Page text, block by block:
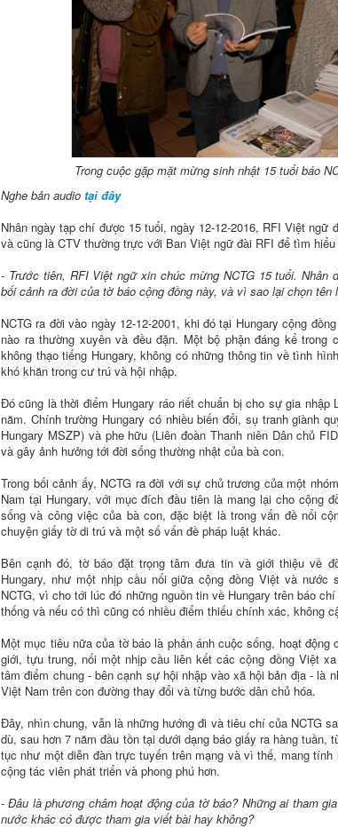
Trong cuộc gặp mặt mừng sinh nhật 15 tuổi báo
Nghe bản audio tại đây
Nhân ngày tạp chí được 15 tuổi, ngày 12-12-2016, RFI Việt ngữ
và cũng là CTV thường trực với Ban Việt ngữ đài RFI để tìm
- Trước tiên, RFI Việt ngữ xin chúc mừng NCTG 15 tuổi.
bối cảnh ra đời của tờ báo cộng đồng này, và vì sao lại chọn tên
NCTG ra đời vào ngày 12-12-2001, khi đó tại Hungary cộng
nào ra thường xuyên và đều đặn. Một bộ phận đáng kể trong
không thạo tiếng Hungary, không có những thông tin về tình
khó khăn trong cư trú và hội nhập.
Đó cũng là thời điểm Hungary ráo riết chuẩn bị cho sự gia nhập
năm. Chính trường Hungary có nhiều biến đổi, sụ tranh giành
Hungary MSZP) và phe hữu (Liên đoàn Thanh niên Dân chủ
và gây ảnh hưởng tới đời sống thường nhật của bà con.
Trong bối cảnh ấy, NCTG ra đời với sự chủ trương của một
Nam tại Hungary, với mục đích đầu tiên là mang lại cho cộng
sống và công việc của bà con, đặc biệt là trong vấn đề nổi
chuyện giấy tờ di trú và một số vấn đề pháp luật khác.
Bên cạnh đó, tờ báo đặt trọng tâm đưa tin và giới thiệu về
Hungary, như một nhịp cầu nối giữa cộng đồng Việt và
NCTG, vì cho tới lúc đó những nguồn tin về Hungary trên báo
thống và nếu có thì cũng có nhiều điểm thiếu chính xác, không
Một mục tiêu nữa của tờ báo là phản ánh cuộc sống, hoạt
giới, tựu trung, nối một nhịp cầu liên kết các cộng đồng Việt
tâm điểm chung - bên cạnh sự hội nhập vào xã hội bản địa - là
Việt Nam trên con đường thay đổi và từng bước dân chủ hóa.
Đây, nhìn chung, vẫn là những hướng đi và tiêu chí của NCTG
dù, sau hơn 7 năm đầu tồn tại dưới dạng báo giấy ra hàng tuần,
tục như một diễn đàn trực tuyến trên mạng và vì thế, mang
cộng tác viên phát triển và phong phú hơn.
- Đâu là phương châm hoạt động của tờ báo? Những ai tham
nước khác có được tham gia viết bài hay không?